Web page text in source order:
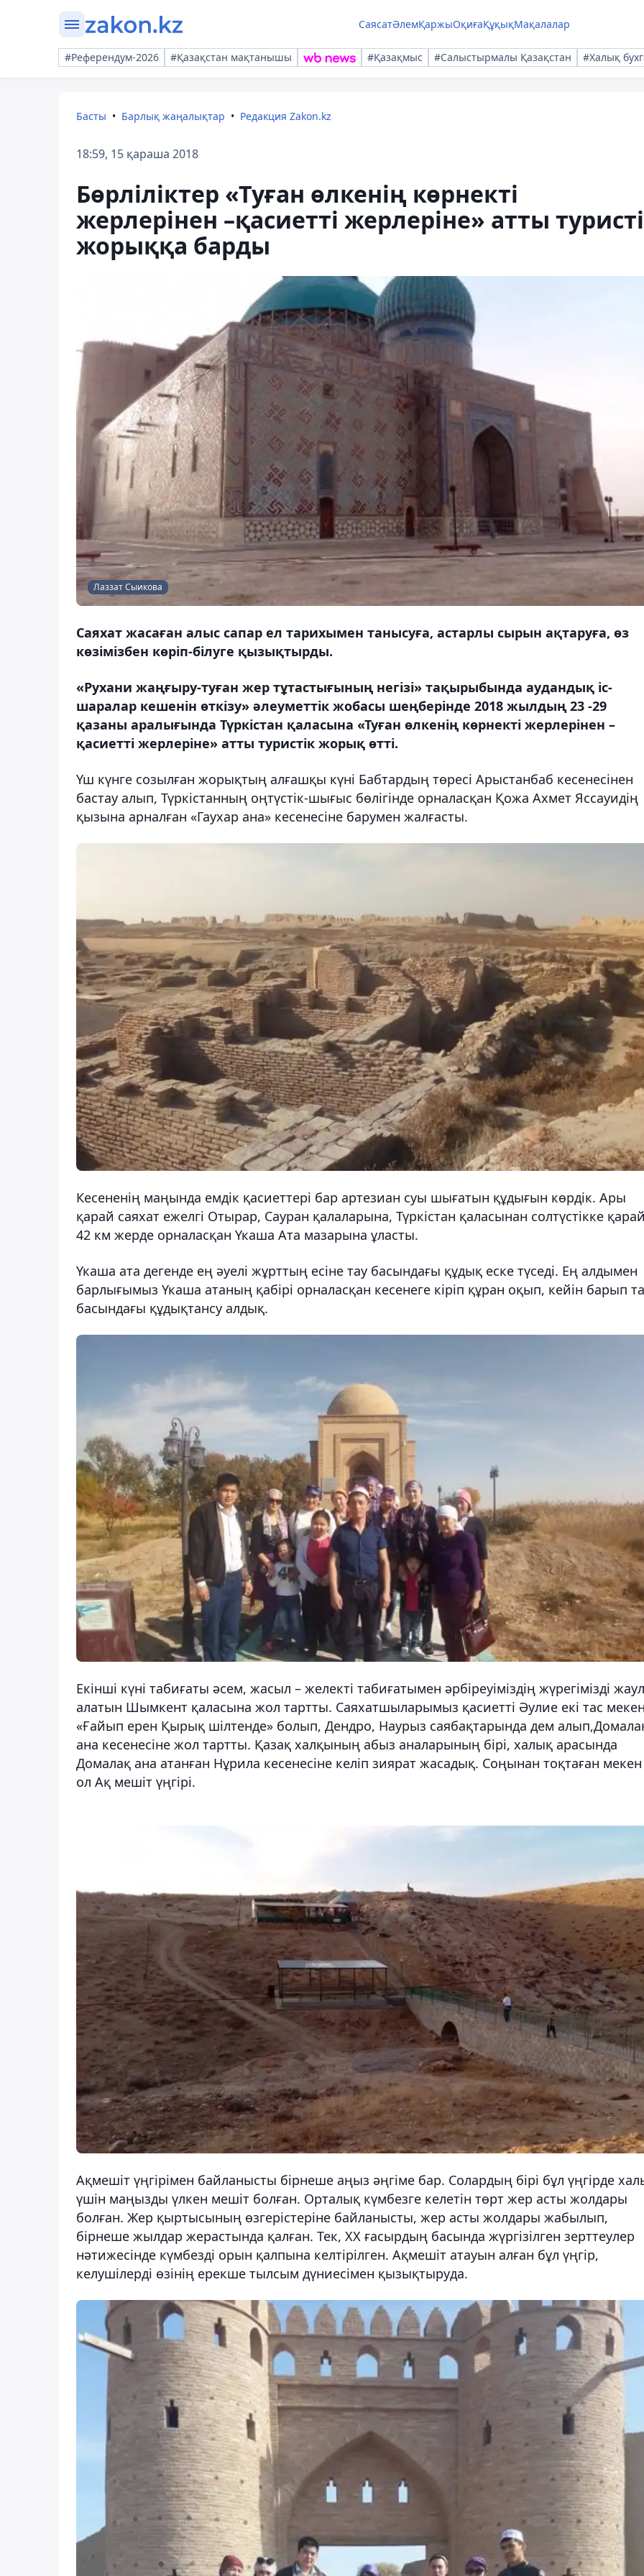
СаясатӘлемҚаржыОқиғаҚұқықМақалалар
#Референдум-2026 #Қазақстан мақтанышы #Қазақмыс #Салыстырмалы Қазақстан #Халық
Басты Барлық жаңалықтар Редакция Zakon.kz
18:59, 15 қараша 2018
Бөрліліктер «Туған өлкенің көрнекті
жерлерінен –қасиетті жерлеріне» атты
жорыққа барды
Лаззат Сыикова
Саяхат жасаған алыс сапар ел тарихымен танысуға, астарлы сырын ақтаруға, өз
көзімізбен көріп-білуге қызықтырды.
«Рухани жаңғыру-туған жер тұтастығының негізі» тақырыбында аудандық іс-
шаралар кешенін өткізу» әлеуметтік жобасы шеңберінде 2018 жылдың 23 -29
қазаны аралығында Түркістан қаласына «Туған өлкенің көрнекті жерлерінен –
қасиетті жерлеріне» атты туристік жорық өтті.
Үш күнге созылған жорықтың алғашқы күні Бабтардың төресі Арыстанбаб кесенесінен
бастау алып, Түркістанның оңтүстік-шығыс бөлігінде орналасқан Қожа Ахмет Яссауидің
қызына арналған «Гаухар ана» кесенесіне барумен жалғасты.
Кесененің маңында емдік қасиеттері бар артезиан суы шығатын құдығын көрдік. Ары
қарай саяхат ежелгі Отырар, Сауран қалаларына, Түркістан қаласынан солтүстікке
42 км жерде орналасқан Үкаша Ата мазарына ұласты.
Үкаша ата дегенде ең әуелі жұрттың есіне тау басындағы құдық еске түседі. Ең алдымен
барлығымыз Үкаша атаның қабірі орналасқан кесенеге кіріп құран оқып, кейін барып
басындағы құдықтансу алдық.
Екінші күні табиғаты әсем, жасыл – желекті табиғатымен әрбіреуіміздің жүрегімізді
алатын Шымкент қаласына жол тартты. Саяхатшыларымыз қасиетті Әулие екі тас
«Ғайып ерен Қырық шілтенде» болып, Дендро, Наурыз саябақтарында дем
ана кесенесіне жол тартты. Қазақ халқының абыз аналарының бірі, халық арасында
Домалақ ана атанған Нұрила кесенесіне келіп зиярат жасадық. Соңынан тоқтаған мекен
ол Ақ мешіт үңгірі.
Ақмешіт үңгірімен байланысты бірнеше аңыз әңгіме бар. Солардың бірі бұл үңгірде
үшін маңызды үлкен мешіт болған. Орталық күмбезге келетін төрт жер асты жолдары
болған. Жер қыртысының өзгерістеріне байланысты, жер асты жолдары жабылып,
бірнеше жылдар жерастында қалған. Тек, ХХ ғасырдың басында жүргізілген зерттеулер
нәтижесінде күмбезді орын қалпына келтірілген. Ақмешіт атауын алған бұл үңгір,
келушілерді өзінің ерекше тылсым дүниесімен қызықтыруда.